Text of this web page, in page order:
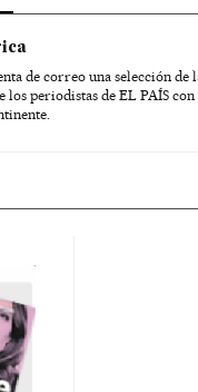
de correo una selección de
los periodistas de EL PAÍS